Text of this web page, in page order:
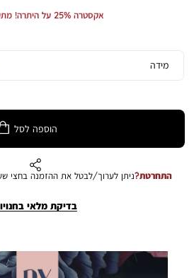
הצבע במציאות עשוי להיות שונה
Price
Priceאקסטרה 25% על היתרה! מתעדכן בסל
הוספה לסל
התחרטת?ניתן לערוך/לבטל את ההזמנה בחצי
בדיקת מלאי